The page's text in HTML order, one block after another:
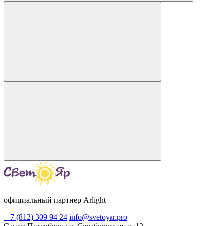
официальный партнер Arlight
+ 7 (812) 309 94 24 info@svetoyar.pro